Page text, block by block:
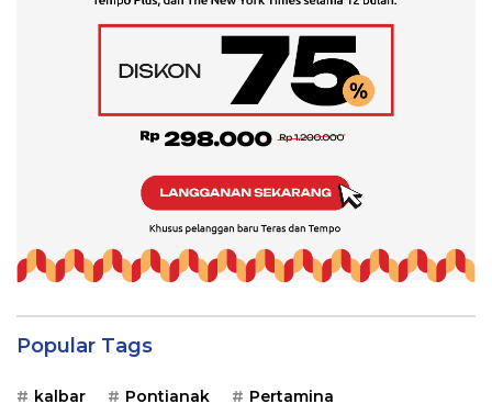
Popular Tags
kalbar Pontianak Pertamina